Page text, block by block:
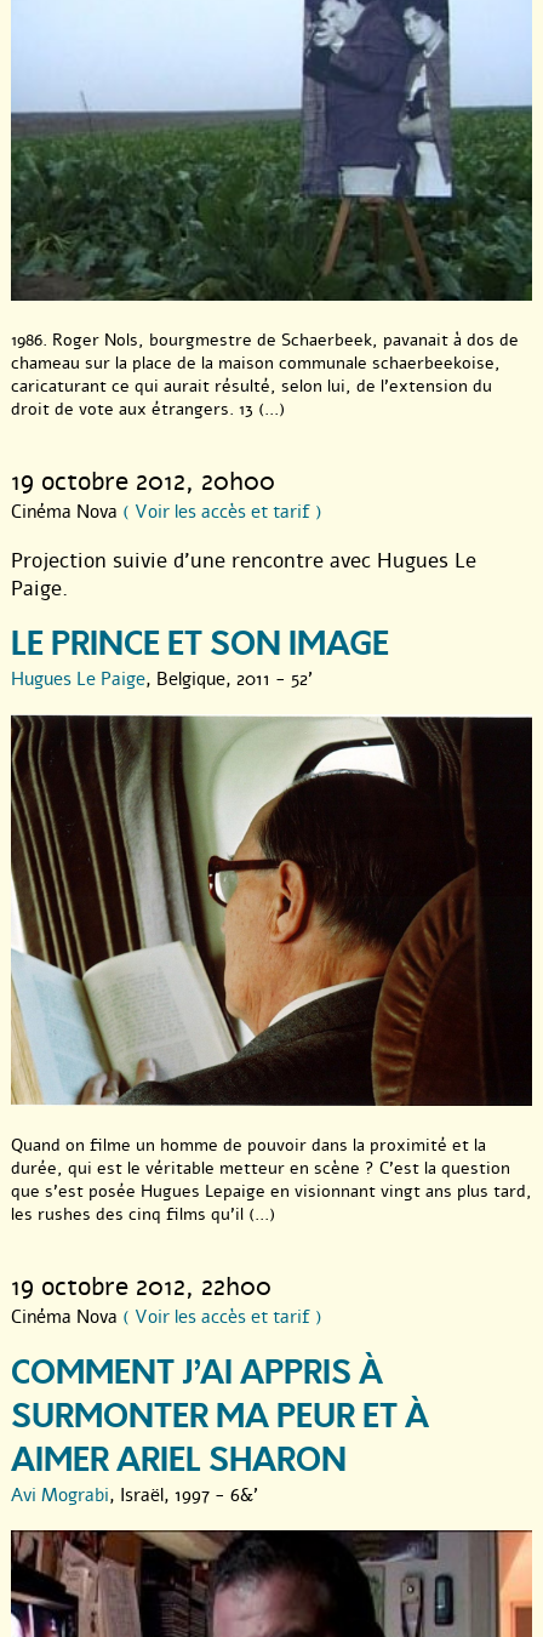
1986. Roger Nols, bourgmestre de Schaerbeek, pavanait à dos de
chameau sur la place de la maison communale schaerbeekoise,
caricaturant ce qui aurait résulté, selon lui, de l’extension du
droit de vote aux étrangers. 13 (...)
19 octobre 2012, 20h00
Cinéma Nova ( Voir les accès et tarif )
Projection suivie d’une rencontre avec Hugues Le
Paige.
LE PRINCE ET SON IMAGE
Hugues Le Paige, Belgique, 2011 - 52'
Quand on filme un homme de pouvoir dans la proximité et la
durée, qui est le véritable metteur en scène ? C’est la question
que s’est posée Hugues Lepaige en visionnant vingt ans plus tard,
les rushes des cinq films qu’il (...)
19 octobre 2012, 22h00
Cinéma Nova ( Voir les accès et tarif )
COMMENT J’AI APPRIS À
SURMONTER MA PEUR ET À
AIMER ARIEL SHARON
Avi Mograbi, Israël, 1997 - 6&'